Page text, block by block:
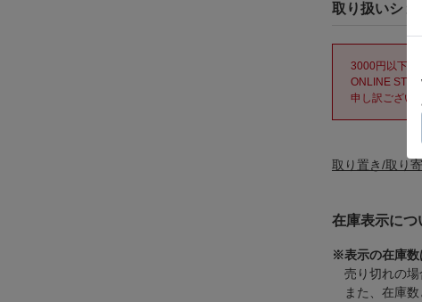
取り扱いショ
3000円以下の
ONLINE
申し訳ござい
取り置き/取り
在庫表示につ
※表示の在庫数
売り切れの場
また、在庫数